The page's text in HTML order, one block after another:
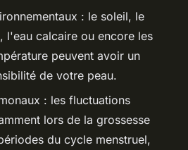
: le soleil, le
l'eau calcaire ou encore les
peuvent avoir un
de votre peau.
: les fluctuations
lors de la grossesse
du cycle menstruel,